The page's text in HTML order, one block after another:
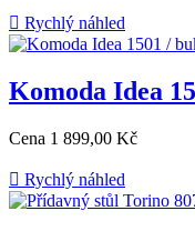
 Rychlý náhled
Komoda Idea
Cena 1 899,00 Kč
 Rychlý náhled